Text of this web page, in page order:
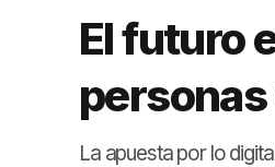
El futuro
La apuesta por lo